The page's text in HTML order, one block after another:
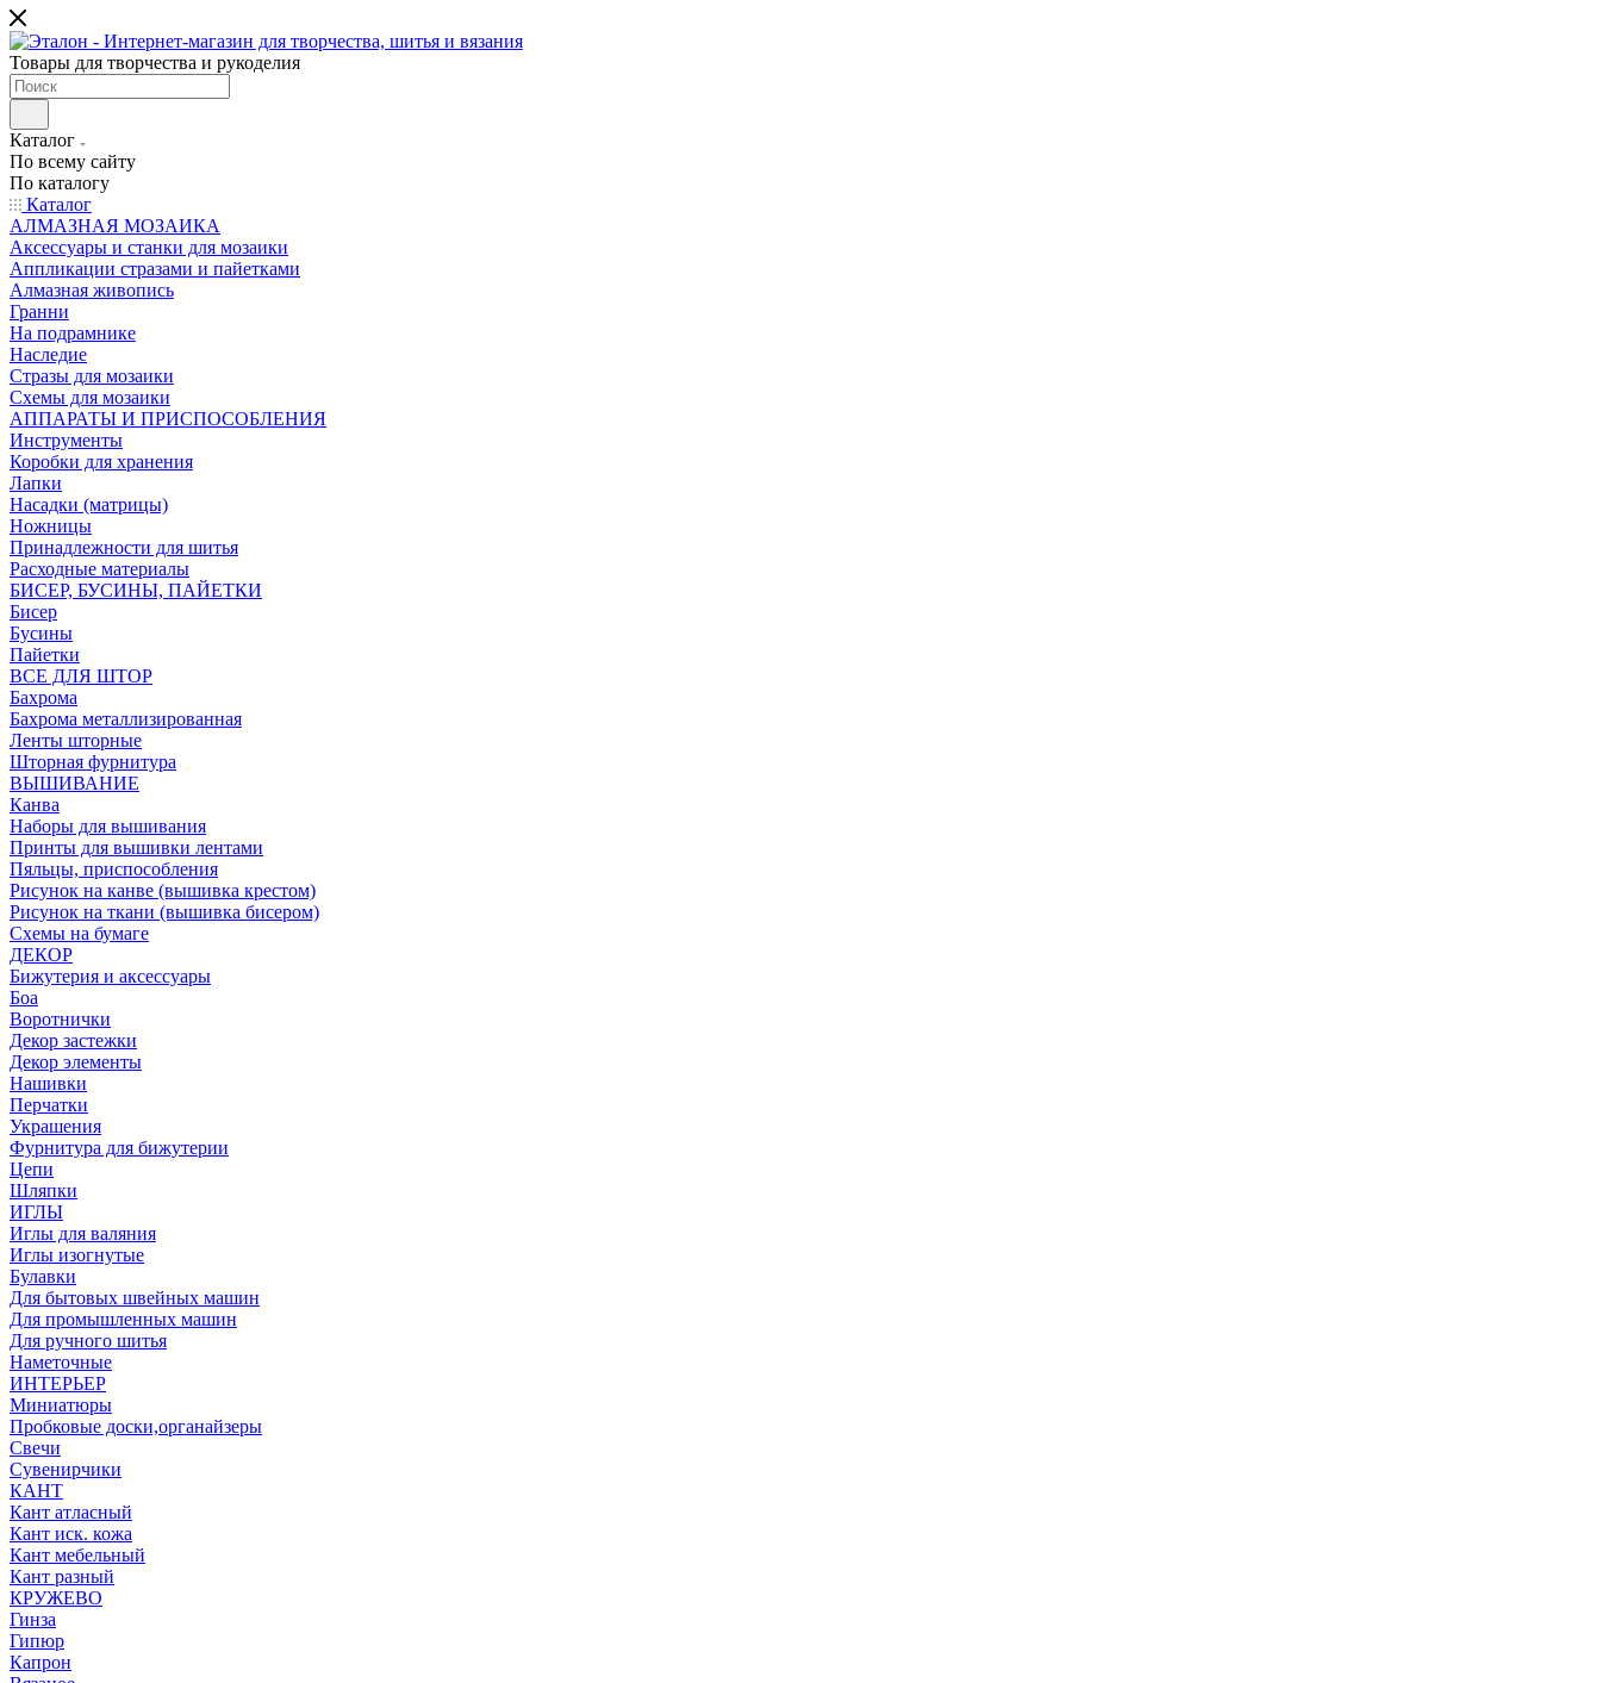
Товары для творчества и рукоделия
Каталог
По всему сайту
По каталогу
Каталог
АЛМАЗНАЯ МОЗАИКА
Аксессуары и станки для мозаики
Аппликации стразами и пайетками
Алмазная живопись
Гранни
На подрамнике
Наследие
Стразы для мозаики
Схемы для мозаики
АППАРАТЫ И ПРИСПОСОБЛЕНИЯ
Инструменты
Коробки для хранения
Лапки
Насадки (матрицы)
Ножницы
Принадлежности для шитья
Расходные материалы
БИСЕР, БУСИНЫ, ПАЙЕТКИ
Бисер
Бусины
Пайетки
ВСЕ ДЛЯ ШТОР
Бахрома
Бахрома металлизированная
Ленты шторные
Шторная фурнитура
ВЫШИВАНИЕ
Канва
Наборы для вышивания
Принты для вышивки лентами
Пяльцы, приспособления
Рисунок на канве (вышивка крестом)
Рисунок на ткани (вышивка бисером)
Схемы на бумаге
ДЕКОР
Бижутерия и аксессуары
Боа
Воротнички
Декор застежки
Декор элементы
Нашивки
Перчатки
Украшения
Фурнитура для бижутерии
Цепи
Шляпки
ИГЛЫ
Иглы для валяния
Иглы изогнутые
Булавки
Для бытовых швейных машин
Для промышленных машин
Для ручного шитья
Наметочные
ИНТЕРЬЕР
Миниатюры
Пробковые доски,органайзеры
Свечи
Сувенирчики
КАНТ
Кант атласный
Кант иск. кожа
Кант мебельный
Кант разный
КРУЖЕВО
Гинза
Гипюр
Капрон